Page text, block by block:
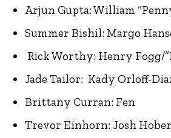
Arjun Gupta: William
Summer Bishil: Margo
Rick Worthy: Henry Fogg/
Jade Tailor: Kady Orloff-
Brittany Curran: Fen
Trevor Einhorn: Josh